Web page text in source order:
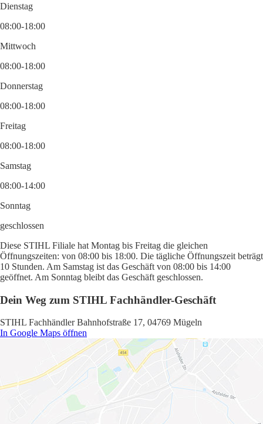
Dienstag
08:00-18:00
Mittwoch
08:00-18:00
Donnerstag
08:00-18:00
Freitag
08:00-18:00
Samstag
08:00-14:00
Sonntag
geschlossen
Diese STIHL Filiale hat Montag bis Freitag die gleichen
Öffnungszeiten: von 08:00 bis 18:00. Die tägliche Öffnungszeit beträgt
10 Stunden. Am Samstag ist das Geschäft von 08:00 bis 14:00
geöffnet. Am Sonntag bleibt das Geschäft geschlossen.
Dein Weg zum STIHL Fachhändler-Geschäft
STIHL Fachhändler Bahnhofstraße 17, 04769 Mügeln
In Google Maps öffnen